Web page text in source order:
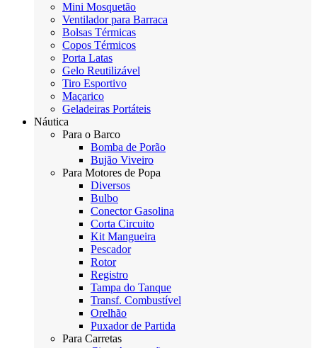
Mini Mosquetão
Ventilador para Barraca
Bolsas Térmicas
Copos Térmicos
Porta Latas
Gelo Reutilizável
Tiro Esportivo
Maçarico
Geladeiras Portáteis
Náutica
Para o Barco
Bomba de Porão
Bujão Viveiro
Para Motores de Popa
Diversos
Bulbo
Conector Gasolina
Corta Circuito
Kit Mangueira
Pescador
Rotor
Registro
Tampa do Tanque
Transf. Combustível
Orelhão
Puxador de Partida
Para Carretas